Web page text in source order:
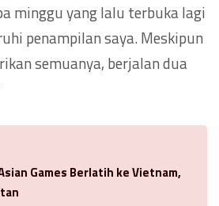
minggu yang lalu terbuka lagi
penampilan saya. Meskipun
semuanya, berjalan dua
Games Berlatih ke Vietnam,